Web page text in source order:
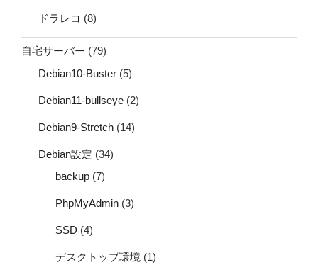
ドラレコ (8)
自宅サーバー (79)
Debian10-Buster (5)
Debian11-bullseye (2)
Debian9-Stretch (14)
Debian設定 (34)
backup (7)
PhpMyAdmin (3)
SSD (4)
デスクトップ環境 (1)